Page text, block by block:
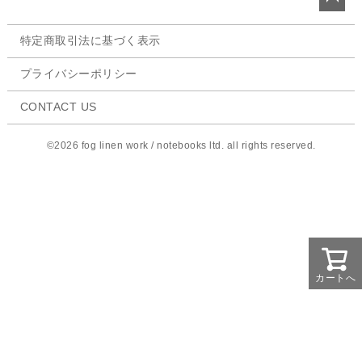
カートへ
ペー
ップ
特定商取引法に基づく表示
プライバシーポリシー
CONTACT US
©2026 fog linen work / notebooks ltd. all rights reserved.